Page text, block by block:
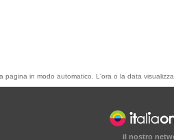
pagina in modo automatico. L'ora o la data
il nostro